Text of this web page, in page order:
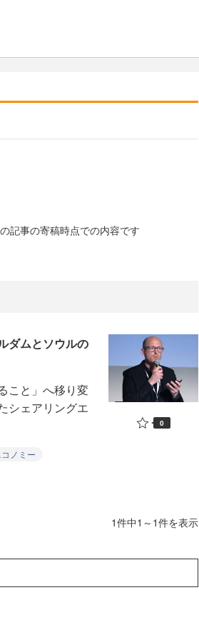
記事の寄稿時点での内容です
ダムとソウルの
こと」へ移り変
シェアリングエ
ノミー
0
1件中1～1件を表示